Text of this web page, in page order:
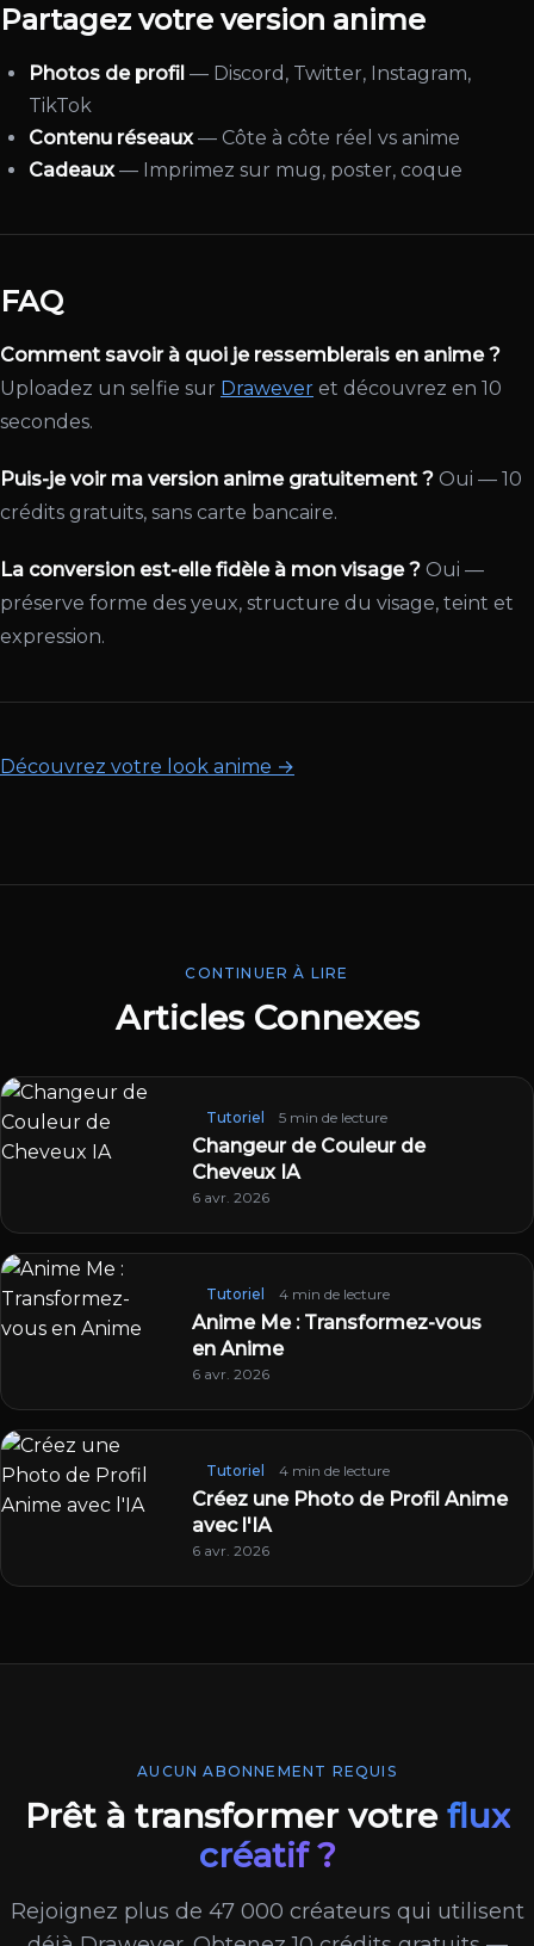
Partagez votre version anime
Photos de profil — Discord, Twitter, Instagram,
TikTok
Contenu réseaux— Côte à côte réel vs anime
Cadeaux— Imprimez sur mug, poster, coque
FAQ
Comment savoir à quoi je ressemblerais en anime ?
Uploadez un selfie sur Drawever et découvrez en 10
secondes.
Puis-je voir ma version anime gratuitement ? Oui — 10
crédits gratuits, sans carte bancaire.
La conversion est-elle fidèle à mon visage ? Oui —
préserve forme des yeux, structure du visage, teint et
expression.
Découvrez votre look anime →
CONTINUER À LIRE
Articles Connexes
Tutoriel 5 min de lecture
Changeur de Couleur de
Cheveux IA
6 avr. 2026
Tutoriel 4 min de lecture
Anime Me : Transformez-vous
en Anime
6 avr. 2026
Tutoriel 4 min de lecture
Créez une Photo de Profil Anime
avec l'IA
6 avr. 2026
AUCUN ABONNEMENT REQUIS
Prêt à transformer votre flux
créatif ?
Rejoignez plus de 47 000 créateurs qui utilisent